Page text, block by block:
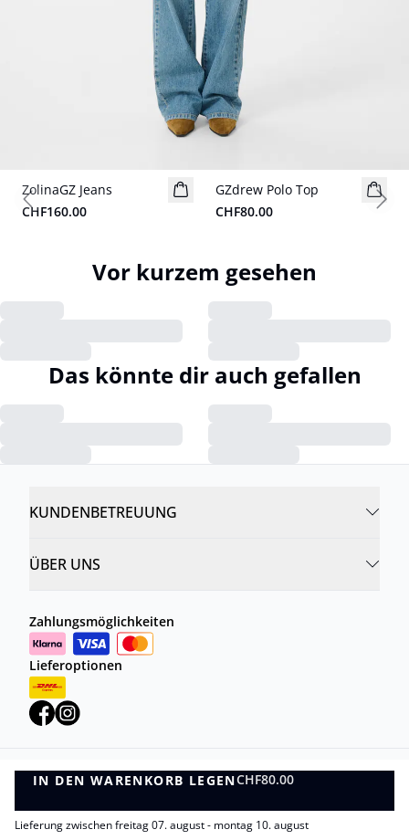
IN DEN WARENKORB LEGENCHF80.00
IN DEN WARENKORB LEGEN
Lieferung zwischen freitag 07. august - montag 10. august
ZolinaGZ Jeans
CHF160.00
GZdrew Polo Top
CHF80.00
Previous slide
Vor kurzem gesehen
Das könnte dir auch gefallen
KUNDENBETREUUNG
ÜBER UNS
Zahlungsmöglichkeiten
Lieferoptionen
Datenschutzrichtlinie Geschäftsbedingungen
©DK Company Online AG 2026